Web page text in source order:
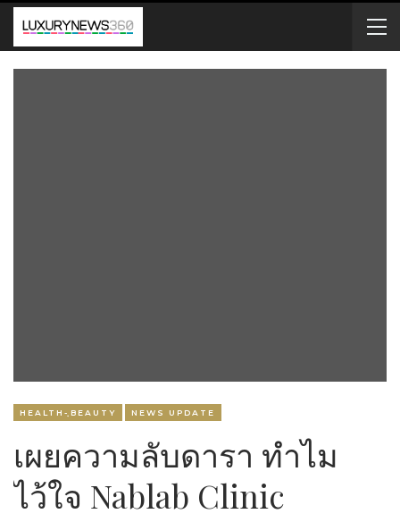
HEALTH-ฺBEAUTY NEWS UPDATE
เผยความลับดารา ทำไม
ไว้ใจ Nablab Clinic